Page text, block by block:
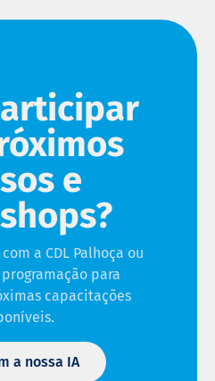
e
a CDL Palhoça ou
para
capacitações
a nossa IA